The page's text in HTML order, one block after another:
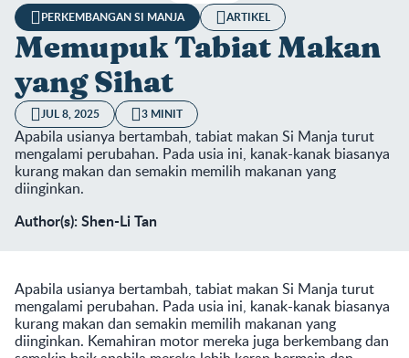
PERKEMBANGAN SI MANJA ARTIKEL
Memupuk Tabiat Makan
yang Sihat
JUL 8, 2025 3 MINIT
Apabila usianya bertambah, tabiat makan Si Manja turut
mengalami perubahan. Pada usia ini, kanak-kanak biasanya
kurang makan dan semakin memilih makanan yang
diinginkan.
Author(s): Shen-Li Tan
Apabila usianya bertambah, tabiat makan Si Manja turut
mengalami perubahan. Pada usia ini, kanak-kanak biasanya
kurang makan dan semakin memilih makanan yang
diinginkan. Kemahiran motor mereka juga berkembang dan